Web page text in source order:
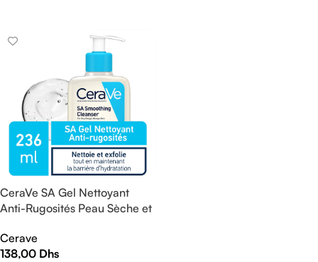
CeraVe SA Gel Nettoyant
Anti-Rugosités Peau Sèche et
Cerave
138,00 Dhs